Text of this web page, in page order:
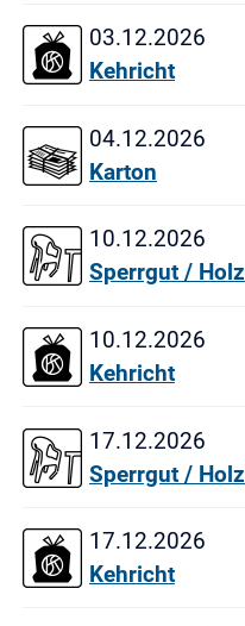
03.12.2026
Kehricht
04.12.2026
Karton
10.12.2026
Sperrgut / Holz
10.12.2026
Kehricht
17.12.2026
Sperrgut / Holz
17.12.2026
Kehricht